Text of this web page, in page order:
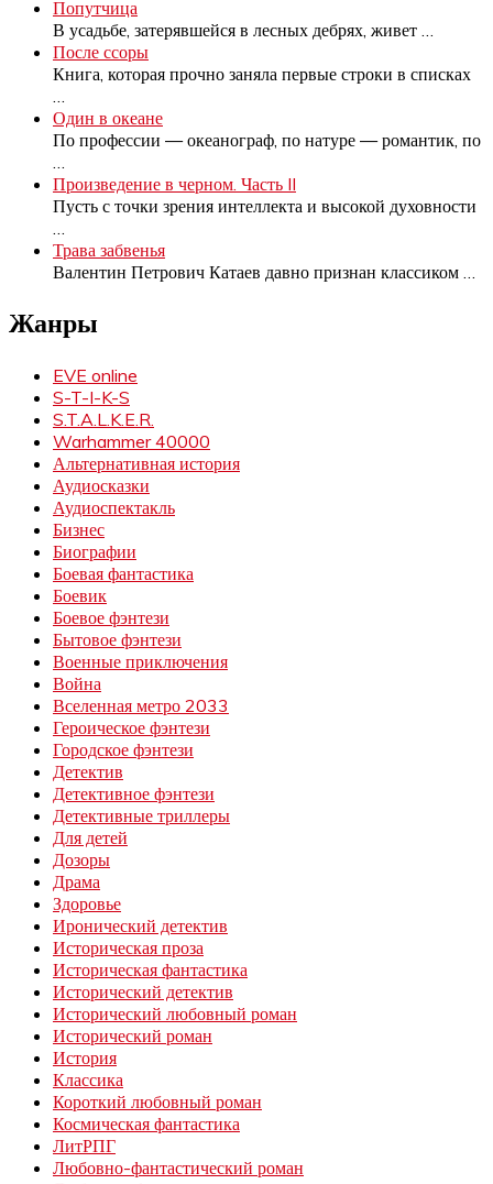
Попутчица
В усадьбе, затерявшейся в лесных дебрях, живет
После ссоры
Книга, которая прочно заняла первые строки в списках
Один в океане
По профессии — океанограф, по натуре — романтик, по
Произведение в черном. Часть II
Пусть с точки зрения интеллекта и высокой духовности
Трава забвенья
Валентин Петрович Катаев давно признан классиком
Жанры
EVE online
S-T-I-K-S
S.T.A.L.K.E.R.
Warhammer 40000
Альтернативная история
Аудиосказки
Аудиоспектакль
Бизнес
Биографии
Боевая фантастика
Боевик
Боевое фэнтези
Бытовое фэнтези
Военные приключения
Война
Вселенная метро 2033
Героическое фэнтези
Городское фэнтези
Детектив
Детективное фэнтези
Детективные триллеры
Для детей
Дозоры
Драма
Здоровье
Иронический детектив
Историческая проза
Историческая фантастика
Исторический детектив
Исторический любовный роман
Исторический роман
История
Классика
Короткий любовный роман
Космическая фантастика
ЛитРПГ
Любовно-фантастический роман